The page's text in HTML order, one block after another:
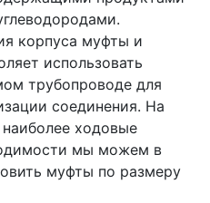
корпуса муфты и
использовать
трубопроводе для
соединения. На
ходовые
мы можем в
муфты по размеру